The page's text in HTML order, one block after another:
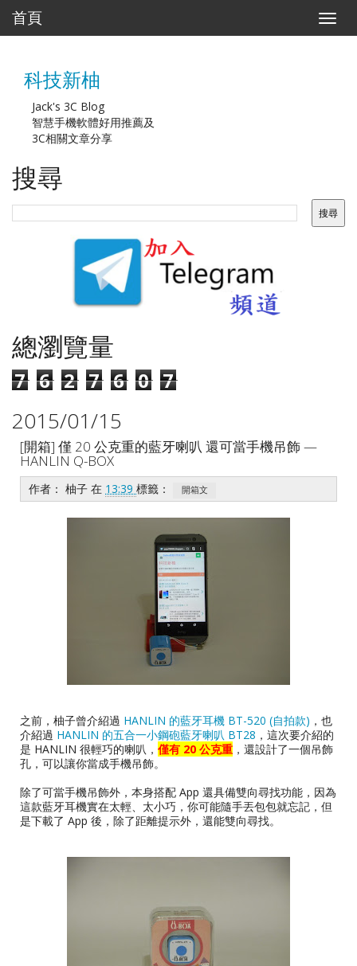
T
o
o
首頁
科技新柚
Jack's 3C Blog
智慧手機軟體好用推薦及
3C相關文章分享
搜尋
總瀏覽量
7 6 2 7 6 0 7
2015/01/15
[開箱] 僅 20 公克重的藍牙喇叭 還可當手機吊飾 —
HANLIN Q-BOX
作者： 柚子 在 13:39 標籤： 開箱文
之前，柚子曾介紹過 HANLIN 的藍牙耳機 BT-520 (自拍款) ，也
介紹過 HANLIN 的五合一小鋼砲藍牙喇叭 BT28 ，這次要介紹的
是 HANLIN 很輕巧的喇叭， 僅有 20 公克重 ，還設計了一個吊飾
孔，可以讓你當成手機吊飾。
除了可當手機吊飾外，本身搭配 App 還具備雙向尋找功能，因為
這款藍牙耳機實在太輕、太小巧，你可能隨手丟包包就忘記，但
是下載了 App 後，除了距離提示外，還能雙向尋找。